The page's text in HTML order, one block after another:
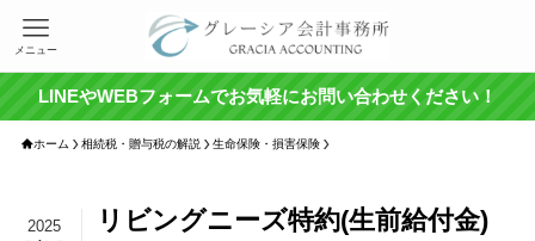
メニュー
LINEやWEBフォームでお気軽にお問い合わせください！
ホーム 相続税・贈与税の解説 生命保険・損害保険
リビングニーズ特約(生前給付金)
2025